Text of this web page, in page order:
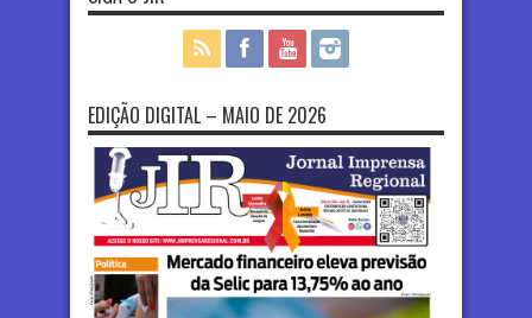
EDIÇÃO DIGITAL – MAIO DE 2026